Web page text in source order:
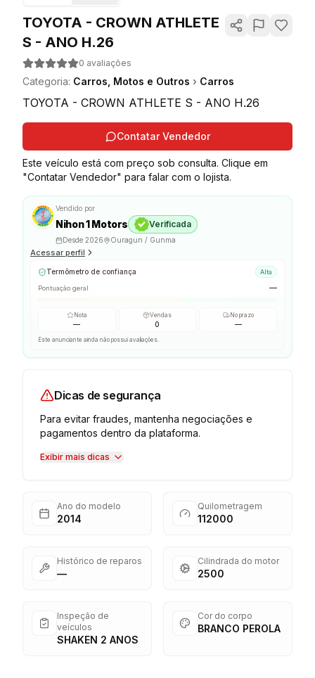
TOYOTA - CROWN ATHLETE
S - ANO H.26
0 avaliações
Categoria: Carros, Motos e Outros › Carros
TOYOTA - CROWN ATHLETE S - ANO H.26
Contatar Vendedor
Este veículo está com preço sob consulta. Clique em
"Contatar Vendedor" para falar com o lojista.
Vendido por
Nihon 1 Motors Verificada
Desde 2026 Ouragun / Gunma
Acessar perfil
Termômetro de confiança Alta
Pontuação geral —
Nota
—
Vendas
0
No prazo
—
Este anunciante ainda não possui avaliações.
Dicas de segurança
Para evitar fraudes, mantenha negociações e
pagamentos dentro da plataforma.
Exibir mais dicas
Ano do modelo
2014
Quilometragem
112000
Histórico de reparos
—
Cilindrada do motor
2500
Inspeção de
veículos
SHAKEN 2 ANOS
Cor do corpo
BRANCO PEROLA